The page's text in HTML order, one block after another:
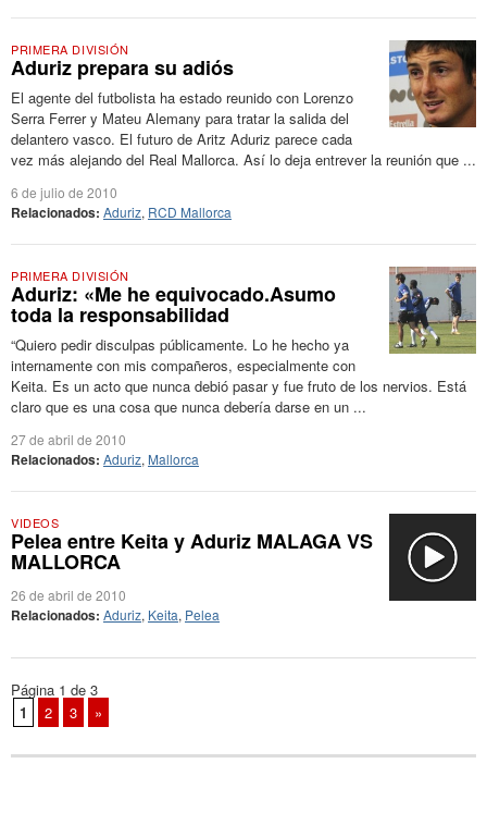
PRIMERA DIVISIÓN
Aduriz prepara su adiós
El agente del futbolista ha estado reunido con Lorenzo
Serra Ferrer y Mateu Alemany para tratar la salida del
delantero vasco. El futuro de Aritz Aduriz parece cada
vez más alejando del Real Mallorca. Así lo deja entrever la reunión que ...
6 de julio de 2010
Relacionados: Aduriz, RCD Mallorca
PRIMERA DIVISIÓN
Aduriz: «Me he equivocado.Asumo
toda la responsabilidad
“Quiero pedir disculpas públicamente. Lo he hecho ya
internamente con mis compañeros, especialmente con
Keita. Es un acto que nunca debió pasar y fue fruto de los nervios. Está
claro que es una cosa que nunca debería darse en un ...
27 de abril de 2010
Relacionados: Aduriz, Mallorca
VIDEOS
Pelea entre Keita y Aduriz MALAGA VS
MALLORCA
26 de abril de 2010
Relacionados: Aduriz, Keita, Pelea
Página 1 de 3
1
2 3 »